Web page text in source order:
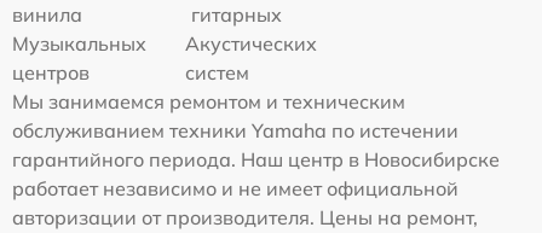
винила
гитарных
Музыкальных
центров
Акустических
систем
Мы занимаемся ремонтом и техническим
обслуживанием техники Yamaha по истечении
гарантийного периода. Наш центр в Новосибирске
работает независимо и не имеет официальной
авторизации от производителя. Цены на ремонт,